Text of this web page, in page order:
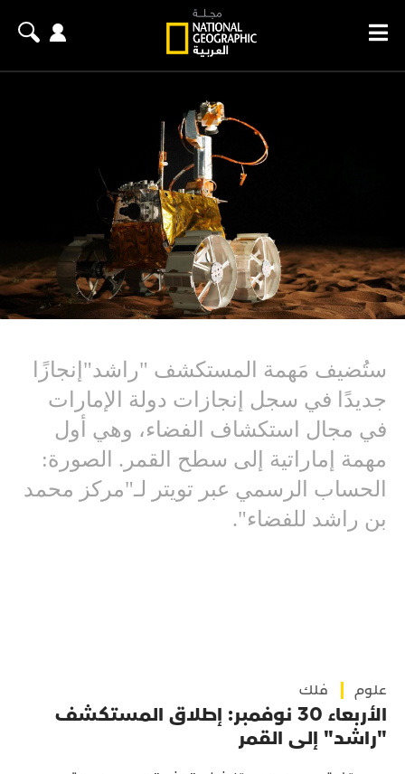
ستُضيف مَهمة المستكشف "راشد"إنجازًا
جديدًا في سجل إنجازات دولة الإمارات
في مجال استكشاف الفضاء، وهي أول
مهمة إماراتية إلى سطح القمر. الصورة:
الحساب الرسمي عبر تويتر لـ"مركز محمد
بن راشد للفضاء".
علوم فلك
الأربعاء 30 نوفمبر: إطلاق المستكشف
"راشد" إلى القمر